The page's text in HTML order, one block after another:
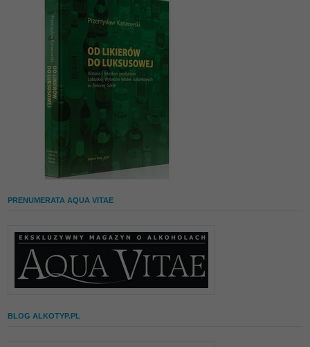
PRENUMERATA AQUA VITAE
BLOG ALKOTYP.PL